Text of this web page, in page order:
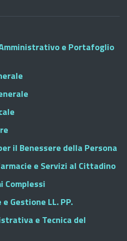
e Portafoglio
il Benessere della Persona
e Servizi al Cittadino
Complessi
Gestione LL. PP.
e Tecnica del